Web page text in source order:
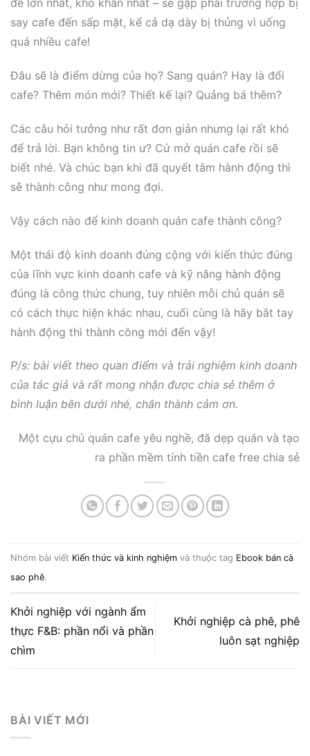
đề lớn nhất, khó khăn nhất – sẽ gặp phải trường hợp bị
say cafe đến sấp mặt, kể cả dạ dày bị thủng vì uống
quá nhiều cafe!
Đâu sẽ là điểm dừng của họ? Sang quán? Hay là đổi
cafe? Thêm món mới? Thiết kế lại? Quảng bá thêm?
Các câu hỏi tưởng như rất đơn giản nhưng lại rất khó
để trả lời. Bạn không tin ư? Cứ mở quán cafe rồi sẽ
biết nhé. Và chúc bạn khi đã quyết tâm hành động thì
sẽ thành công như mong đợi.
Vậy cách nào để kinh doanh quán cafe thành công?
Một thái độ kinh doanh đúng cộng với kiến thức đúng
của lĩnh vực kinh doanh cafe và kỹ năng hành động
đúng là công thức chung, tuy nhiên mỗi chủ quán sẽ
có cách thực hiện khác nhau, cuối cùng là hãy bắt tay
hành động thì thành công mới đến vậy!
P/s: bài viết theo quan điểm và trải nghiệm kinh doanh
của tác giả và rất mong nhận được chia sẻ thêm ở
bình luận bên dưới nhé, chân thành cảm ơn.
Một cựu chủ quán cafe yêu nghề, đã dẹp quán và tạo
ra phần mềm tính tiền cafe free chia sẻ
Nhóm bài viết Kiến thức và kinh nghiệm và thuộc tag Ebook bán cà
sao phê.
Khởi nghiệp với ngành ẩm
thực F&B: phần nổi và phần
chìm
Khởi nghiệp cà phê, phê
luôn sạt nghiệp
BÀI VIẾT MỚI